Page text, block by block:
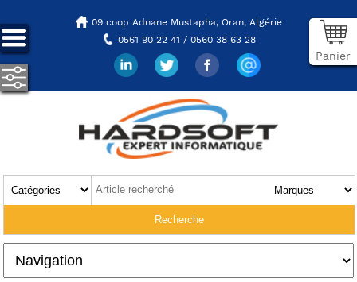
09 coop Adnane Mustapha, Oran, Algérie
0561 90 22 41 / 0560 38 63 28
Panier